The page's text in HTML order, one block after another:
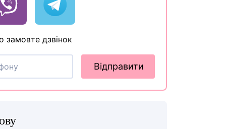
замовте дзвінок
Відправити